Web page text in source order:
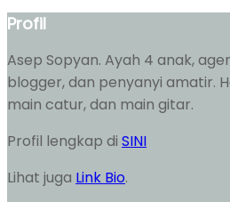
Profil
Asep Sopyan. Ayah 4 anak,
blogger, dan penyanyi amatir.
main catur, dan main gitar.
Profil lengkap di SINI
Lihat juga Link Bio.